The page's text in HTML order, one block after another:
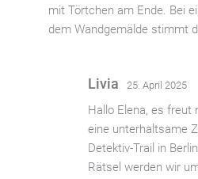
mit Törtchen am Ende. Bei
dem Wandgemälde stimmt
Livia 25. April 2025
Hallo Elena, es freut
eine unterhaltsame
Detektiv-Trail in
Rätsel werden wir